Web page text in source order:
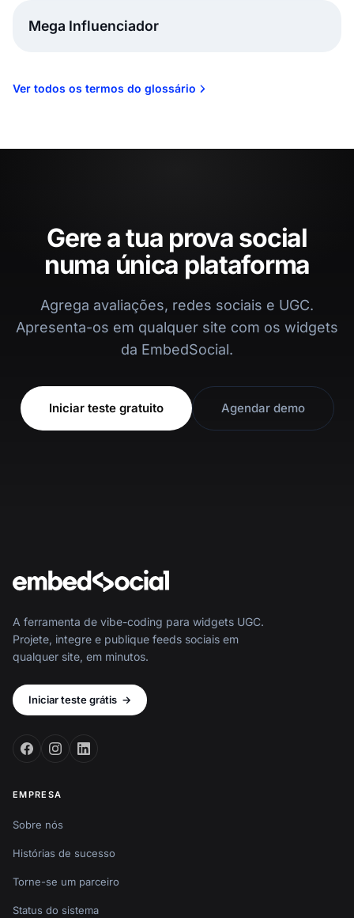
Mega Influenciador
Ver todos os termos do glossário
Gere a tua prova social
numa única plataforma
Agrega avaliações, redes sociais e UGC.
Apresenta-os em qualquer site com os widgets
da EmbedSocial.
Iniciar teste gratuito Agendar demo
A ferramenta de vibe-coding para widgets UGC.
Projete, integre e publique feeds sociais em
qualquer site, em minutos.
Iniciar teste grátis →
EMPRESA
Sobre nós
Histórias de sucesso
Torne-se um parceiro
Status do sistema